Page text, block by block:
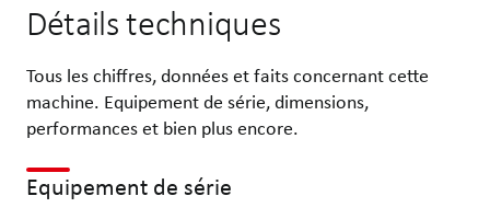
Flow Control connecte toutes les machines de la ligne de
Détails techniques
Tous les chiffres, données et faits concernant cette
machine. Equipement de série, dimensions,
performances et bien plus encore.
Equipement de série